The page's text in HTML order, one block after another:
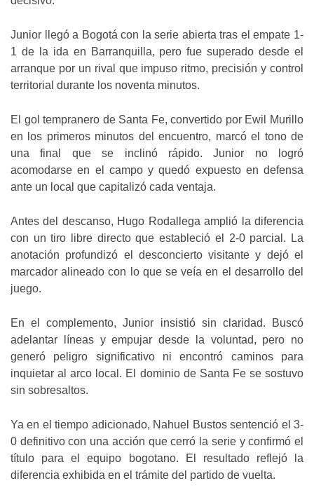
Junior llegó a Bogotá con la serie abierta tras el empate 1-
1 de la ida en Barranquilla, pero fue superado desde el
arranque por un rival que impuso ritmo, precisión y control
territorial durante los noventa minutos.
El gol tempranero de Santa Fe, convertido por Ewil Murillo
en los primeros minutos del encuentro, marcó el tono de
una final que se inclinó rápido. Junior no logró
acomodarse en el campo y quedó expuesto en defensa
ante un local que capitalizó cada ventaja.
Antes del descanso, Hugo Rodallega amplió la diferencia
con un tiro libre directo que estableció el 2-0 parcial. La
anotación profundizó el desconcierto visitante y dejó el
marcador alineado con lo que se veía en el desarrollo del
juego.
En el complemento, Junior insistió sin claridad. Buscó
adelantar líneas y empujar desde la voluntad, pero no
generó peligro significativo ni encontró caminos para
inquietar al arco local. El dominio de Santa Fe se sostuvo
sin sobresaltos.
Ya en el tiempo adicionado, Nahuel Bustos sentenció el 3-
0 definitivo con una acción que cerró la serie y confirmó el
título para el equipo bogotano. El resultado reflejó la
diferencia exhibida en el trámite del partido de vuelta.